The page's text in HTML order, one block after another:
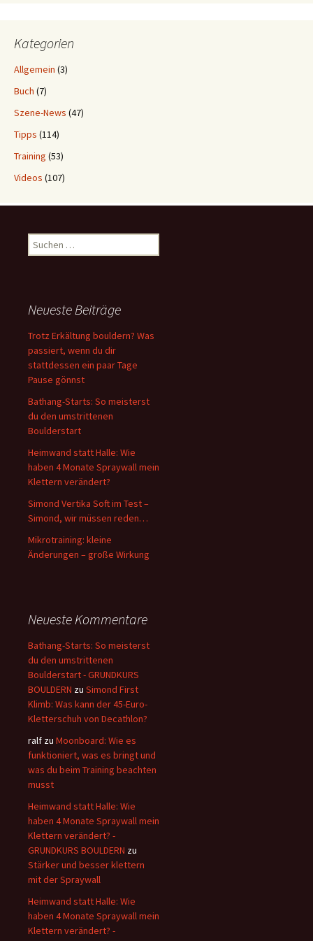
Kategorien
Allgemein (3)
Buch (7)
Szene-News (47)
Tipps (114)
Training (53)
Videos (107)
Suchen
nach:
Neueste Beiträge
Trotz Erkältung bouldern? Was
passiert, wenn du dir
stattdessen ein paar Tage
Pause gönnst
Bathang-Starts: So meisterst
du den umstrittenen
Boulderstart
Heimwand statt Halle: Wie
haben 4 Monate Spraywall mein
Klettern verändert?
Simond Vertika Soft im Test –
Simond, wir müssen reden…
Mikrotraining: kleine
Änderungen – große Wirkung
Neueste Kommentare
Bathang-Starts: So meisterst
du den umstrittenen
Boulderstart - GRUNDKURS
BOULDERN zu Simond First
Klimb: Was kann der 45-Euro-
Kletterschuh von Decathlon?
ralf zu Moonboard: Wie es
funktioniert, was es bringt und
was du beim Training beachten
musst
Heimwand statt Halle: Wie
haben 4 Monate Spraywall mein
Klettern verändert? -
GRUNDKURS BOULDERN zu
Stärker und besser klettern
mit der Spraywall
Heimwand statt Halle: Wie
haben 4 Monate Spraywall mein
Klettern verändert? -